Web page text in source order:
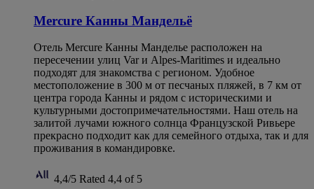
Mercure Канны Мандельё
Отель Mercure Канны Манделье расположен на
пересечении улиц Var и Alpes-Maritimes и идеально
подходят для знакомства с регионом. Удобное
местоположение в 300 м от песчаных пляжей, в 7 км от
центра города Канны и рядом с историческими и
культурными достопримечательностями. Наш отель на
залитой лучами южного солнца Французской Ривьере
прекрасно подходит как для семейного отдыха, так и для
проживания в командировке.
4,4/5 Rated 4,4 of 5